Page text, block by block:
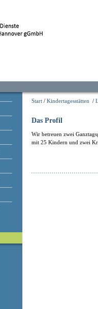
Start / Kindertagesstätten /
Das Profil
Wir betreuen zwei
mit 25 Kindern und zwei